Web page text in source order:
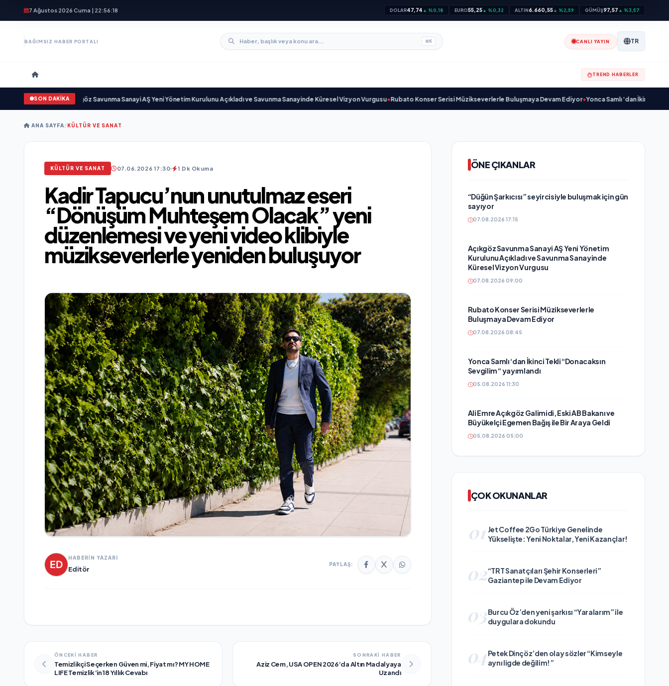
7 Ağustos 2026 Cuma | 22:56:19 DOLAR47,74 ▲ %0,18 EURO55,25▲ %0,32 ALTIN6.660,55▲ %2,59 GÜMÜŞ97,57 ▲ %3,57
BAĞIMSIZ HABER PORTALI ⌘K CANLI YAYIN TR
TREND HABERLER
SON DAKİKA
gün sayıyor•Açıkgöz Savunma Sanayi AŞ Yeni Yönetim Kurulunu Açıkladı ve Savunma Sanayinde Küresel Vizyon Vurgusu•Rubato Konser Serisi Müzikseverlerle Buluşmaya Devam Ediyor•Yonca Samlı ‘dan İkinci Tekli
ANA SAYFA/KÜLTÜR VE SANAT
KÜLTÜR VE SANAT 07.06.2026 17:30 1 Dk Okuma
Kadir Tapucu’nun unutulmaz eseri
“Dönüşüm Muhteşem Olacak” yeni
düzenlemesi ve yeni video klibiyle
müzikseverlerle yeniden buluşuyor
HABERİN YAZARI
Editör
PAYLAŞ:
ÖNCEKİ HABER
Temizlikçi Seçerken Güven mi, Fiyat mı? MY HOME
LIFE Temizlik’in 18 Yıllık Cevabı
SONRAKİ HABER
Aziz Cem, USA OPEN 2026’da Altın Madalyaya
Uzandı
ÖNE ÇIKANLAR
“Düğün Şarkıcısı” seyircisiyle buluşmak için gün
sayıyor
07.08.2026 17:15
Açıkgöz Savunma Sanayi AŞ Yeni Yönetim
Kurulunu Açıkladı ve Savunma Sanayinde
Küresel Vizyon Vurgusu
07.08.2026 09:00
Rubato Konser Serisi Müzikseverlerle
Buluşmaya Devam Ediyor
07.08.2026 08:45
Yonca Samlı ‘dan İkinci Tekli “Donacaksın
Sevgilim “ yayımlandı
05.08.2026 11:30
Ali Emre Açıkgöz Galimidi, Eski AB Bakanı ve
Büyükelçi Egemen Bağış ile Bir Araya Geldi
05.08.2026 05:00
ÇOK OKUNANLAR
01 Jet Coffee 2Go Türkiye Genelinde
Yükselişte: Yeni Noktalar, Yeni Kazançlar!
02“TRT Sanatçıları Şehir Konserleri”
Gaziantep ile Devam Ediyor
03Burcu Öz’den yeni şarkısı “Yaralarım” ile
duygulara dokundu
04Petek Dinçöz’den olay sözler “Kimseyle
aynı ligde değilim!”